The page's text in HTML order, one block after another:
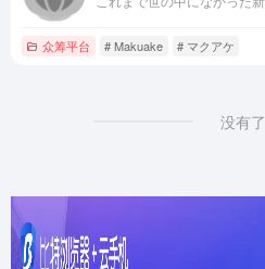
众筹平台 # Makuake # マクアケ
没有了